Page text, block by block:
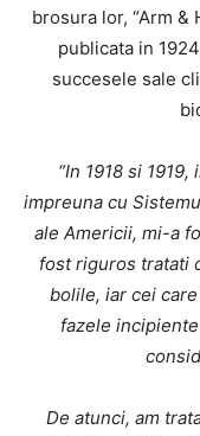
brosura lor, “Arm &
publicata in
succesele sale
“In 1918 si
impreuna cu
ale Americii, mi-a
fost riguros tratati
bolile, iar cei
fazele
De atunci, am